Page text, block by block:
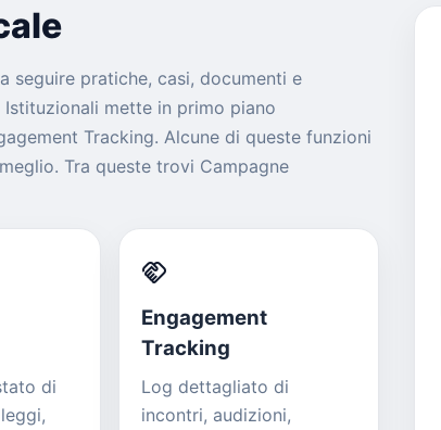
seguire pratiche, casi, documenti e
mette in primo piano
Tracking. Alcune di queste funzioni
Tra queste trovi Campagne
di
handshake
Engagement
Tracking
Log dettagliato di
incontri, audizioni,